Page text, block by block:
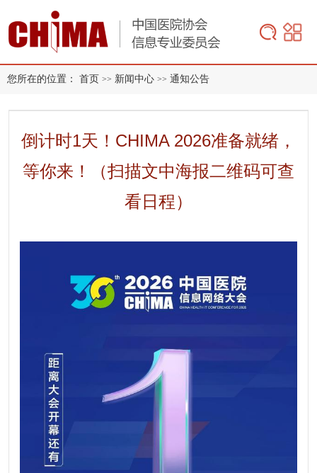
您所在的位置： 首页 >> 新闻中心 >> 通知公告
倒计时1天！CHIMA 2026准备就绪，
等你来！（扫描文中海报二维码可查
看日程）